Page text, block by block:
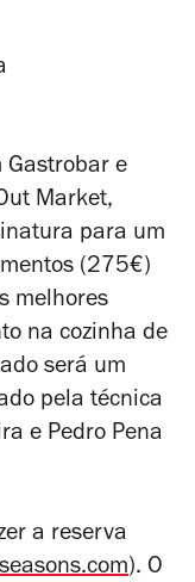
Gastrobar e
Market,
para um
(275€)
melhores
na cozinha de
será um
pela técnica
e Pedro Pena
a reserva
). O